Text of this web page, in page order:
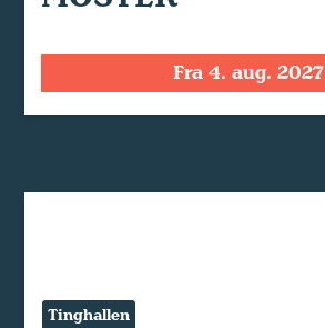
Fra 4. aug. 2027
Tinghallen